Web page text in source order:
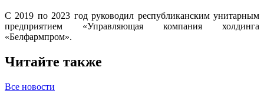
С 2019 по 2023 год руководил республиканским унитарным
предприятием «Управляющая компания холдинга
«Белфармпром».
Читайте также
Все новости